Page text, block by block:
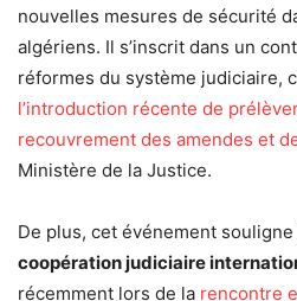
nouvelles mesures de sécurité
algériens. Il s’inscrit dans un
réformes du système judiciaire,
l’introduction récente de
recouvrement des amendes et
Ministère de la Justice.
De plus, cet événement souligne
coopération judiciaire
récemment lors de la rencontre